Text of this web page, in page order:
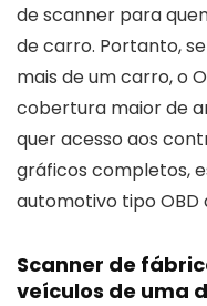
de scanner para
de carro. Portanto,
mais de um carro, o
cobertura maior de
quer acesso aos
gráficos completos,
automotivo tipo OBD
Scanner de
veículos de uma